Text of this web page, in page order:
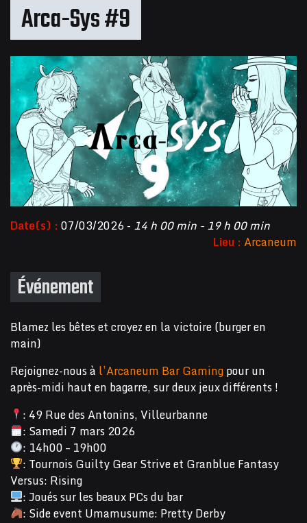
Arca-Sys #9
Date(s) :07/03/2026 - 14 h 00 min - 19 h 00 min
Lieu :Arcaneum
Événement
Blamez les bêtes et croyez en la victoire (burger en
main)
Rejoignez-nous à l’Arcaneum Bar Gamingpour un
après-midi haut en bagarre, sur deux jeux différents !
: 49 Rue des Antonins, Villeurbanne
: Samedi 7 mars 2026
: 14h00 – 19h00
: Tournois Guilty Gear Strive et Granblue Fantasy
Versus: Rising
: Joués sur les beaux PCs du bar
: Side event Umamusume: Pretty Derby